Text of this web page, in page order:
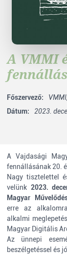
A VMMI
Főszervező: VMMI,
Dátum:
2023.
A Vajdasági
fennállásának 20.
Nagy tisztelettel
velünk 2023.
Magyar
erre az
alkalmi
Magyar Digitális
Az ünnepi
beszélgetéssel és